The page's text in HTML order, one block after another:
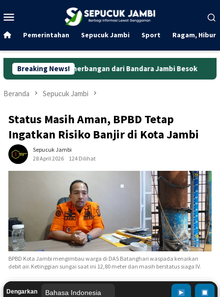
ke
Mobile
Pemerintahan Sepucuk Jambi Sport Ragam,
Breaking News!
Penerbangan dari Bandara Jambi Besok Festival
Beranda Sepucuk Jambi
Status Masih Aman, BPBD Tetap
Ingatkan Risiko Banjir di Kota Jambi
Sepucuk Jambi
28 April 2026
124 Dilihat
BPBD Kota Jambi mengimbau warga di DAS Batanghari waspada kenaikan
debit air. Ketinggian sungai saat ini 12,80 meter dan masih berstatus siaga IV.
Dengarkan